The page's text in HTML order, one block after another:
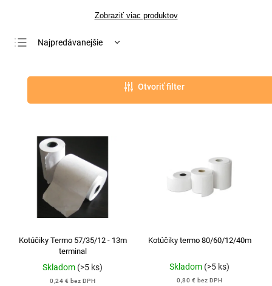
Zobraziť viac produktov
Najpredávanejšie
Otvoriť filter
Kotúčiky Termo 57/35/12 - 13m
terminal
Skladom (>5 ks)
0,24 € bez DPH
Kotúčiky termo 80/60/12/40m
Skladom (>5 ks)
0,80 € bez DPH